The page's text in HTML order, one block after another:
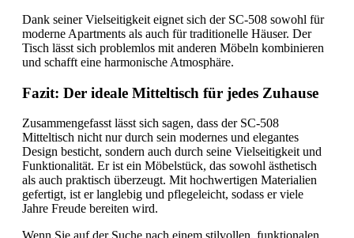
Dank seiner Vielseitigkeit eignet sich der SC-508 sowohl für
moderne Apartments als auch für traditionelle Häuser. Der
Tisch lässt sich problemlos mit anderen Möbeln kombinieren
und schafft eine harmonische Atmosphäre.
Fazit: Der ideale Mitteltisch für jedes Zuhause
Zusammengefasst lässt sich sagen, dass der SC-508
Mitteltisch nicht nur durch sein modernes und elegantes
Design besticht, sondern auch durch seine Vielseitigkeit und
Funktionalität. Er ist ein Möbelstück, das sowohl ästhetisch
als auch praktisch überzeugt. Mit hochwertigen Materialien
gefertigt, ist er langlebig und pflegeleicht, sodass er viele
Jahre Freude bereiten wird.